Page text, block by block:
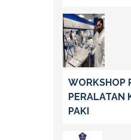
WORKSHOP
PERALATAN
PAKI